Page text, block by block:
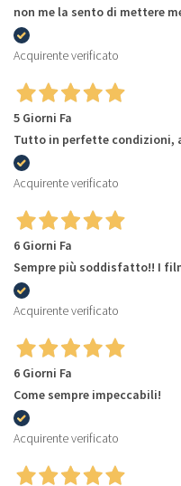
non me la sento di mettere
Acquirente verificato
5 Giorni Fa
Tutto in perfette condizioni,
Acquirente verificato
6 Giorni Fa
Sempre più soddisfatto!! I
Acquirente verificato
6 Giorni Fa
Come sempre impeccabili!
Acquirente verificato